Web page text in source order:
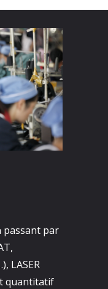
passant par
LASER
quantitatif